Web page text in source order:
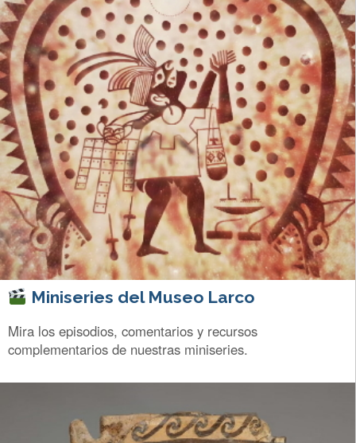
Miniseries del Museo Larco
Mira los episodios, comentarios y recursos
complementarios de nuestras miniseries.